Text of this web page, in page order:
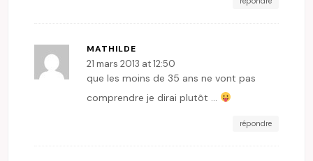
MATHILDE
21 mars 2013 at 12:50
que les moins de 35 ans ne vont pas
comprendre je dirai plutôt …
répondre